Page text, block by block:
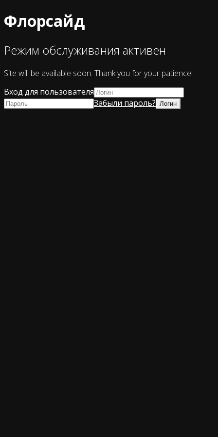
Флорсайд
Режим обслуживания активен
Site will be available soon. Thank you for your patience!
Вход для пользователя
Забыли пароль?